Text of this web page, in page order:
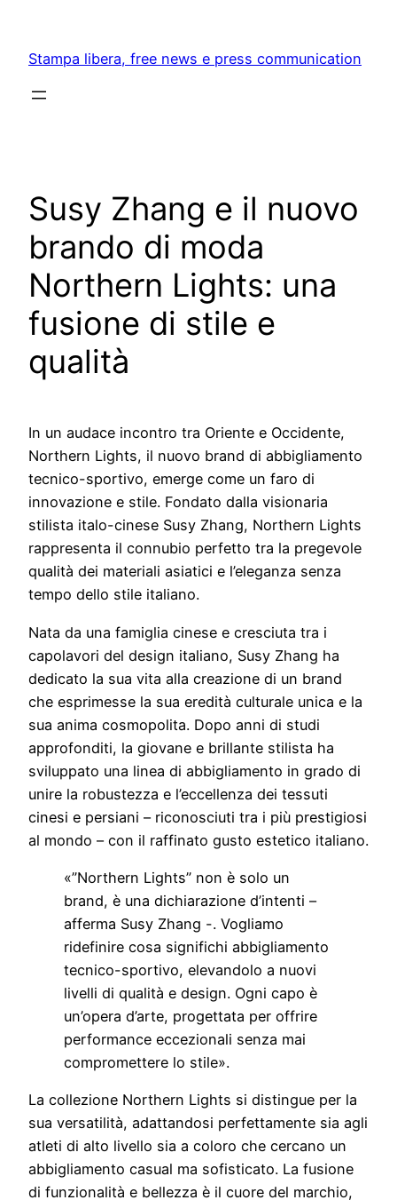
content
Stampa libera, free news e press communication
Susy Zhang e il nuovo
brando di moda
Northern Lights: una
fusione di stile e
qualità
In un audace incontro tra Oriente e Occidente,
Northern Lights, il nuovo brand di abbigliamento
tecnico-sportivo, emerge come un faro di
innovazione e stile. Fondato dalla visionaria
stilista italo-cinese Susy Zhang, Northern Lights
rappresenta il connubio perfetto tra la pregevole
qualità dei materiali asiatici e l’eleganza senza
tempo dello stile italiano.
Nata da una famiglia cinese e cresciuta tra i
capolavori del design italiano, Susy Zhang ha
dedicato la sua vita alla creazione di un brand
che esprimesse la sua eredità culturale unica e la
sua anima cosmopolita. Dopo anni di studi
approfonditi, la giovane e brillante stilista ha
sviluppato una linea di abbigliamento in grado di
unire la robustezza e l’eccellenza dei tessuti
cinesi e persiani – riconosciuti tra i più prestigiosi
al mondo – con il raffinato gusto estetico italiano.
«”Northern Lights” non è solo un
brand, è una dichiarazione d’intenti –
afferma Susy Zhang -. Vogliamo
ridefinire cosa significhi abbigliamento
tecnico-sportivo, elevandolo a nuovi
livelli di qualità e design. Ogni capo è
un’opera d’arte, progettata per offrire
performance eccezionali senza mai
compromettere lo stile».
La collezione Northern Lights si distingue per la
sua versatilità, adattandosi perfettamente sia agli
atleti di alto livello sia a coloro che cercano un
abbigliamento casual ma sofisticato. La fusione
di funzionalità e bellezza è il cuore del marchio,